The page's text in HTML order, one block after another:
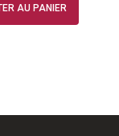
AU PANIER